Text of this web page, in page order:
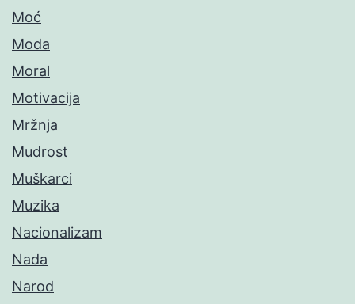
Moć
Moda
Moral
Motivacija
Mržnja
Mudrost
Muškarci
Muzika
Nacionalizam
Nada
Narod